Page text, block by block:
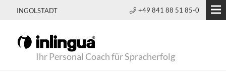
INGOLSTADT +49 841 88 51 85-0
Ihr Personal Coach für Spracherfolg